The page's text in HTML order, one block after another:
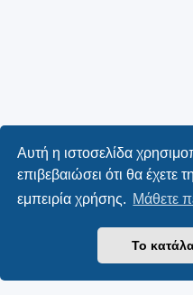
Αυτή η ιστοσελίδα
επιβεβαιώσει ότι θα έχετε
εμπειρία χρήσης. Μάθετε
Το